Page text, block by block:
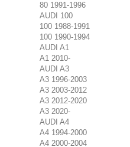
80 1991-1996
AUDI 100
100 1988-1991
100 1990-1994
AUDI A1
A1 2010-
AUDI A3
A3 1996-2003
A3 2003-2012
A3 2012-2020
A3 2020-
AUDI A4
A4 1994-2000
A4 2000-2004